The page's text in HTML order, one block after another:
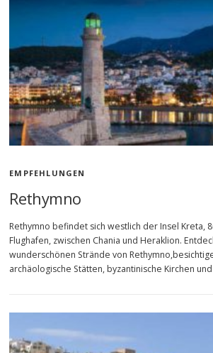
EMPFEHLUNGEN
Rethymno
Rethymno befindet sich westlich der Insel Kreta,
Flughafen, zwischen Chania und Heraklion.
wunderschönen Strände von
archäologische Stätten, byzantinische Kirchen